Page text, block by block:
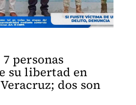
personas
su libertad en
dos son